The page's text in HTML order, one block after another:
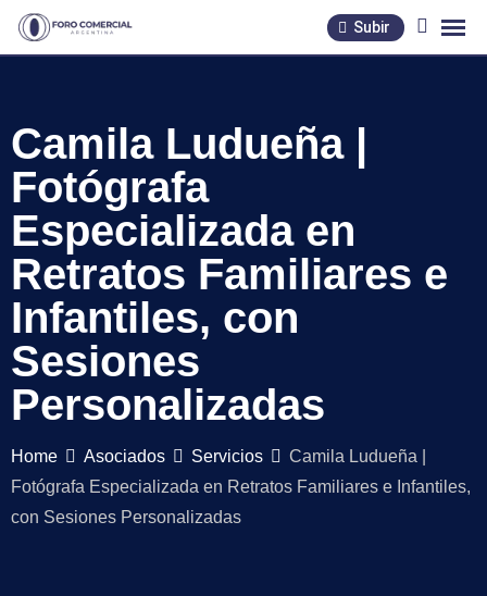
Skip
Subir
Camila Ludueña |
Fotógrafa
Especializada en
Retratos Familiares e
Infantiles, con
Sesiones
Personalizadas
Home Asociados Servicios
Camila Ludueña |
Fotógrafa Especializada en Retratos Familiares e Infantiles,
con Sesiones Personalizadas